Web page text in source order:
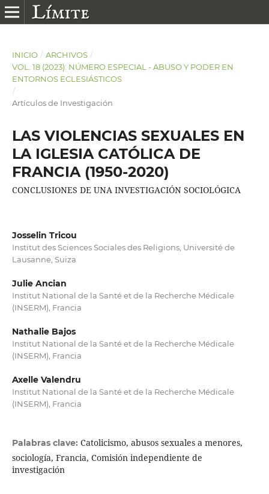
INICIO / ARCHIVOS /
VOL. 18 (2023): NÚMERO ESPECIAL - ABUSO Y PODER EN
ENTORNOS ECLESIÁSTICOS
/
Artículos de Investigación
LAS VIOLENCIAS SEXUALES EN
LA IGLESIA CATÓLICA DE
FRANCIA (1950-2020)
CONCLUSIONES DE UNA INVESTIGACIÓN SOCIOLÓGICA
Josselin Tricou
Institut des Sciences Sociales des Religions, Université de
Lausanne, Suiza
Julie Ancian
Institut National de la Santé et de la Recherche Médicale
(INSERM), Francia
Nathalie Bajos
Institut National de la Santé et de la Recherche Médicale
(INSERM), Francia
Axelle Valendru
Institut National de la Santé et de la Recherche Médicale
(INSERM), Francia
Palabras clave: Catolicismo, abusos sexuales a menores,
sociología, Francia, Comisión independiente de
investigación